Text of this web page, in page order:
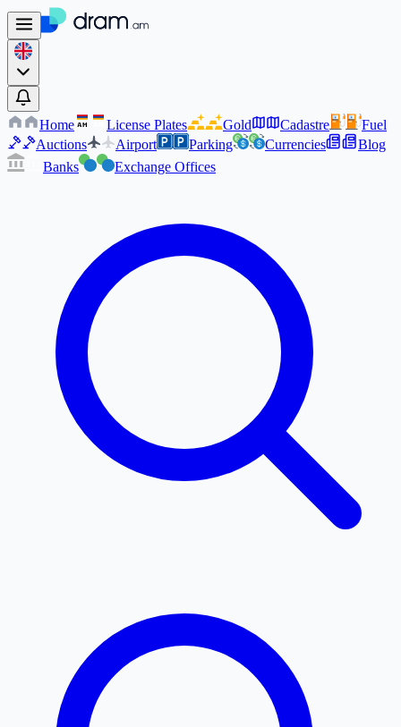
Home AM License Plates Gold Cadastre
Fuel
Auctions
Airport Parking Currencies
Blog
Banks
Exchange Offices